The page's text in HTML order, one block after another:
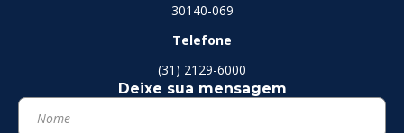
30140-069
Telefone
(31) 2129-6000
Deixe sua mensagem